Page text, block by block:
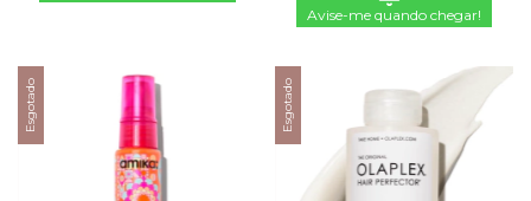
Avise-me quando chegar!
Esgotado Esgotado